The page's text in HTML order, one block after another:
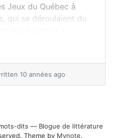
Jeux du Québec à
qui se déroulaient du
40e anniversaire des
10 années ago
dits ― Blogue de littérature
Theme by Mynote.